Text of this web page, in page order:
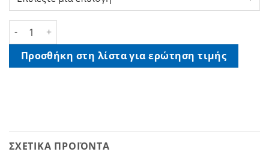
Πολυπροπυλένιο Πλεκτά ποσότητα
Προσθήκη στη λίστα για ερώτηση τιμής
ΣΧΕΤΙΚΆ ΠΡΟΪΌΝΤΑ